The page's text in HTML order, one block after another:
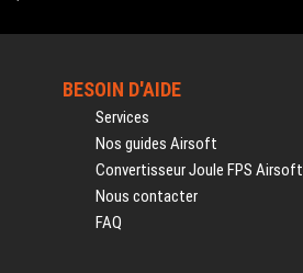
BESOIN D'AIDE
Services
Nos guides Airsoft
Convertisseur Joule FPS Airsoft
Nous contacter
FAQ